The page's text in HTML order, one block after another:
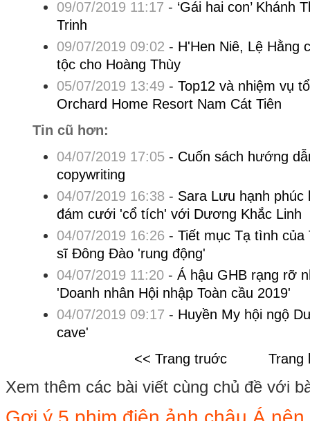
09/07/2019 11:17 - ‘Gái hai con’ Khánh
Trinh
09/07/2019 09:02 - H'Hen Niê, Lệ Hằng
tộc cho Hoàng Thùy
05/07/2019 13:49 - Top12 và nhiệm vụ
Orchard Home Resort Nam Cát Tiên
Tin cũ hơn:
04/07/2019 17:05- Cuốn sách hướng
copywriting
04/07/2019 16:38 - Sara Lưu hạnh phúc
đám cưới 'cổ tích' với Dương Khắc Linh
04/07/2019 16:26 - Tiết mục Tạ tình của
sĩ Đông Đào 'rung động'
04/07/2019 11:20- Á hậu GHB rạng rỡ
'Doanh nhân Hội nhập Toàn cầu 2019'
04/07/2019 09:17 - Huyền My hội ngộ
cave'
<< Trang truớc
Trang
Xem thêm các bài viết cùng chủ đề với